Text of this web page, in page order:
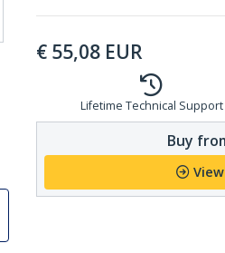
€ 55,08 EUR
Lifetime Technical Support
Buy